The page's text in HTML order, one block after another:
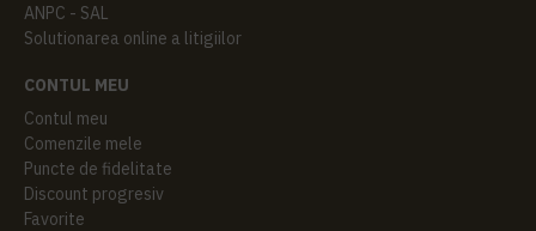
ANPC - SAL
Solutionarea online a litigiilor
CONTUL MEU
Contul meu
Comenzile mele
Puncte de fidelitate
Discount progresiv
Favorite